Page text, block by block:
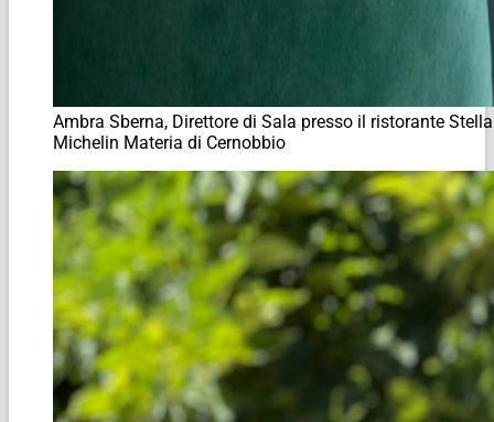
Ambra Sberna, Direttore di Sala presso il ristorante Stella
Michelin Materia di Cernobbio